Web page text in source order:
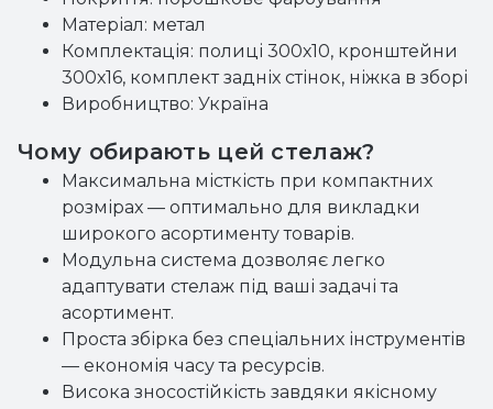
Матеріал: метал
Комплектація: полиці 300х10, кронштейни
300х16, комплект задніх стінок, ніжка в зборі
Виробництво: Україна
Чому обирають цей стелаж?
Максимальна місткість при компактних
розмірах — оптимально для викладки
широкого асортименту товарів.
Модульна система дозволяє легко
адаптувати стелаж під ваші задачі та
асортимент.
Проста збірка без спеціальних інструментів
— економія часу та ресурсів.
Висока зносостійкість завдяки якісному